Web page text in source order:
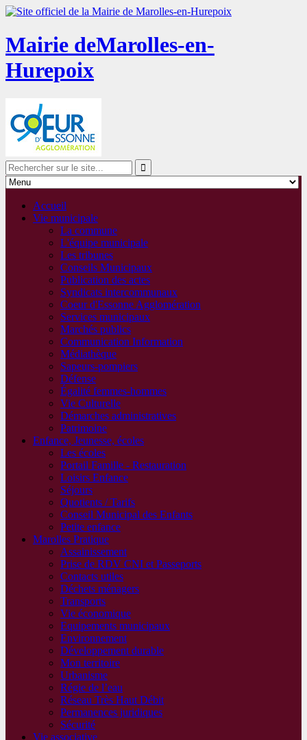
Mairie deMarolles-en-
Hurepoix
Accueil
Vie municipale
La commune
L'équipe municipale
Les tribunes
Conseils Municipaux
Publication des actes
Syndicats intercommunaux
Coeur d'Essonne Agglomération
Services municipaux
Marchés publics
Communication Information
Médiathèque
Sapeurs-pompiers
Défense
Égalité femmes-hommes
Vie Culturelle
Démarches administratives
Patrimoine
Enfance, Jeunesse, écoles
Les écoles
Portail Famille - Restauration
Loisirs Enfance
Séjours
Quotients / Tarifs
Conseil Municipal des Enfants
Petite enfance
Marolles Pratique
Assainissement
Prise de RDV CNI et Passeports
Contacts utiles
Déchets ménagers
Transports
Vie économique
Equipements municipaux
Environnement
Développement durable
Mon territoire
Urbanisme
Régie de l’eau
Réseau Très Haut Débit
Permanences juridiques
Sécurité
Vie associative